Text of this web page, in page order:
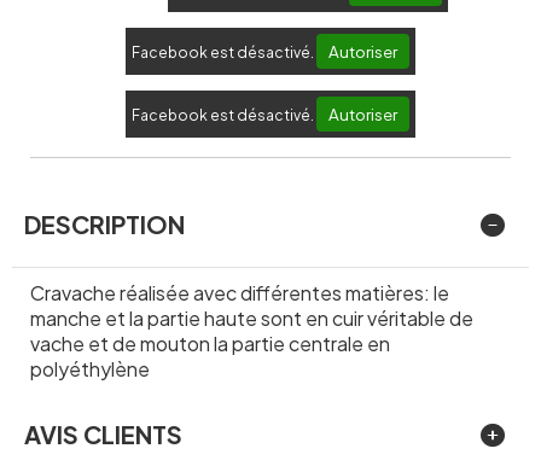
Facebook est désactivé. Autoriser
Facebook est désactivé. Autoriser
DESCRIPTION
Cravache réalisée avec différentes matières: le
manche et la partie haute sont en cuir véritable de
vache et de mouton la partie centrale en
polyéthylène
AVIS CLIENTS